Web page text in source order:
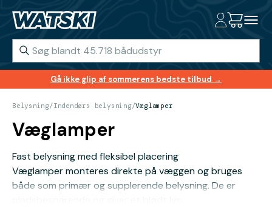
Gå ikke glip af sommerens bedste tilbud →
Belysning/Indendørs belysning/Væglamper
Væglamper
Fast belysning med fleksibel placering
Væglamper monteres direkte på væggen og bruges
både som primær og supplerende belysning. De er